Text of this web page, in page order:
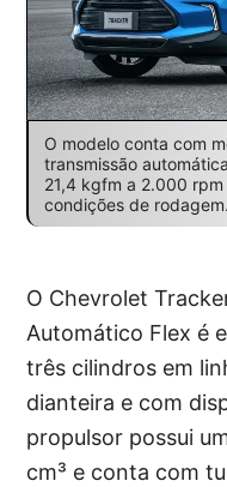
O modelo conta com
transmissão
21,4 kgfm a 2.000
condições de rodagem.
O Chevrolet
Automático Flex é
três cilindros em
dianteira e com
propulsor possui
cm³ e conta com